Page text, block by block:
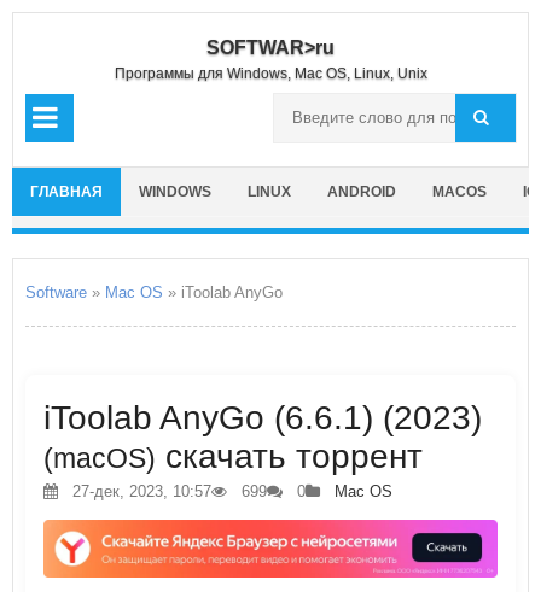
SOFTWAR>ru
Программы для Windows, Mac OS, Linux, Unix
ГЛАВНАЯ WINDOWS LINUX ANDROID MACOS
Software » Mac OS » iToolab AnyGo
iToolab AnyGo (6.6.1) (2023)
(macOS) скачать торрент
27-дек, 2023, 10:57 699 0 Mac OS